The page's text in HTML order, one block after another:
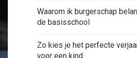
Waarom ik burgerschap
de basisschool
Zo kies je het perfecte
voor een kind